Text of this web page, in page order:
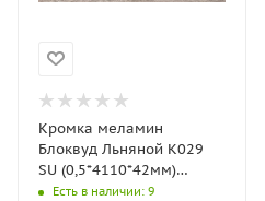
Кромка меламин
Блоквуд Льняной K029
SU (0,5*4110*42мм)
Kronospan
Есть в наличии: 9